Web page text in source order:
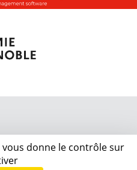
vous donne le contrôle sur